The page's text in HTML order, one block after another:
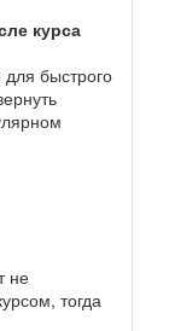
курса
быстрого
не
тогда